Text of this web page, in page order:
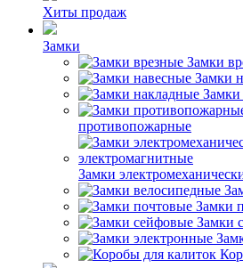
Хиты продаж
Замки
Замки
Замки
Замки
противопожарные
Замки
Замки
Замки